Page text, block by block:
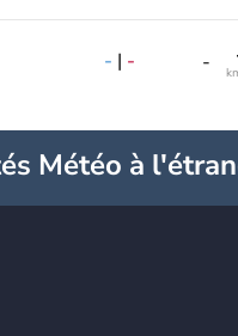
- | - -
Météo à